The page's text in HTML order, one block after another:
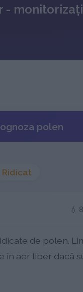
polen
Ridicat
💧
de polen.
în aer liber dacă